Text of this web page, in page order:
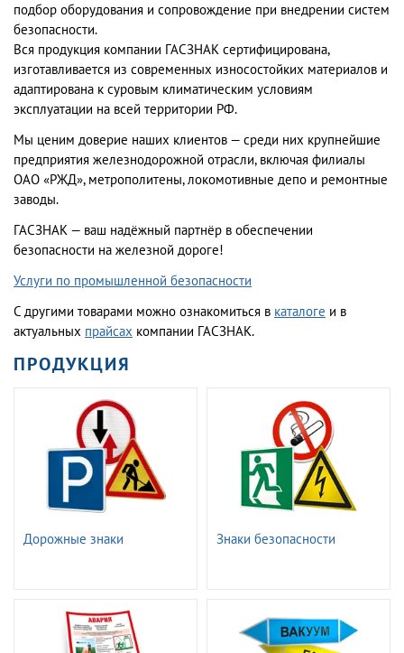
подбор оборудования и сопровождение при внедрении систем
безопасности.
Вся продукция компании ГАСЗНАК сертифицирована,
изготавливается из современных износостойких материалов и
адаптирована к суровым климатическим условиям
эксплуатации на всей территории РФ.
Мы ценим доверие наших клиентов — среди них крупнейшие
предприятия железнодорожной отрасли, включая филиалы
ОАО «РЖД», метрополитены, локомотивные депо и ремонтные
заводы.
ГАСЗНАК — ваш надёжный партнёр в обеспечении
безопасности на железной дороге!
Услуги по промышленной безопасности
С другими товарами можно ознакомиться в каталоге и в
актуальных прайсах компании ГАСЗНАК.
ПРОДУКЦИЯ
Дорожные знаки Знаки безопасности